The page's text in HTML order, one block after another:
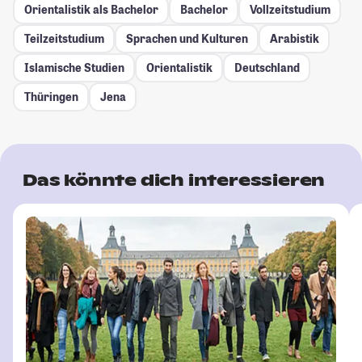
Orientalistik als Bachelor Bachelor
Vollzeitstudium
Teilzeitstudium
Sprachen und Kulturen
Arabistik
Islamische Studien
Orientalistik
Deutschland
Thüringen
Jena
Das könnte dich interessieren